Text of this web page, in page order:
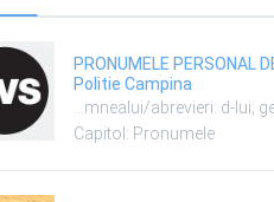
PRONUMELE PERSONAL DE
Politie Campina
Capitol: Pronumele